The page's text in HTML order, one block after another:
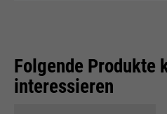
Folgende Produkte
interessieren